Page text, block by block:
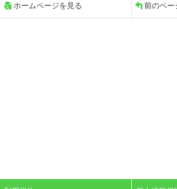
ホームページを見る 前のペー